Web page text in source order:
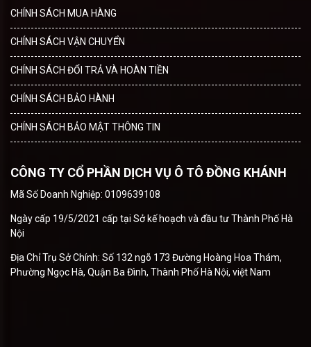
CHÍNH SÁCH MUA HÀNG
CHÍNH SÁCH VẬN CHUYỂN
CHÍNH SÁCH ĐỔI TRẢ VÀ HOÀN TIỀN
CHÍNH SÁCH BẢO HÀNH
CHÍNH SÁCH BẢO MẬT THÔNG TIN
CÔNG TY CỔ PHẦN DỊCH VỤ Ô TÔ ĐỒNG KHÁNH
Mã Số Doanh Nghiệp: 0109639108
Ngày cấp 19/5/2021 cấp tại Sở kế hoạch và đầu tư Thành Phố Hà
Nội
Địa Chỉ Trụ Sở Chính: Số 132 ngõ 173 Đường Hoàng Hoa Thám,
Phường Ngọc Hà, Quận Ba Đình, Thành Phố Hà Nội, việt Nam